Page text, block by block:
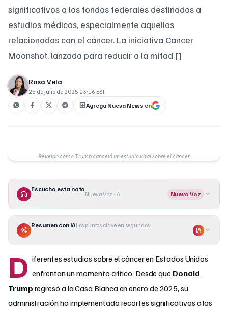
significativos a los fondos federales destinados a
estudios médicos, especialmente aquellos
relacionados con el cáncer. La iniciativa Cancer
Moonshot, lanzada para reducir a la mitad []
Rosa Vela
25 de julio de 2025·13:16 EST
Agrega Nueva News en
Revelan cómo Trump canceló un estudio vital sobre el cáncer
Escucha esta nota
Nueva Voz · IA Nueva Voz
Resumen con IALos puntos clave en segundos
IA
D iferentes estudios sobre el cáncer en Estados Unidos
enfrentan un momento crítico. Desde que Donald
Trump regresó a la Casa Blanca en enero de 2025, su
administración ha implementado recortes significativos a los